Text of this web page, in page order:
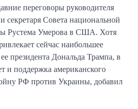
переговоры руководителя
секретаря Совета национальной
Рустема Умерова в США. Хотя
сейчас наибольшее
президента Дональда Трампа, в
и поддержка американского
РФ против Украины, добавил